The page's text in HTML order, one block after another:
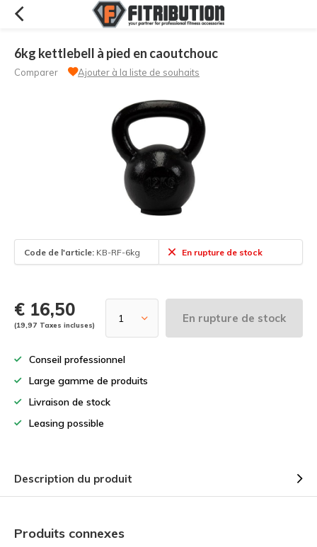
6kg kettlebell à pied en caoutchouc
Comparer Ajouter à la liste de souhaits
Code de l'article: KB-RF-6kg En rupture de stock
€ 16,50
(19,97 Taxes incluses)
En rupture de stock
Conseil professionnel
Large gamme de produits
Livraison de stock
Leasing possible
Description du produit
Produits connexes